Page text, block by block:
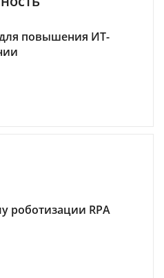
повышения ИТ-
роботизации RPA